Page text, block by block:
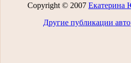
Copyright © 2007 Екатеринa
Другие публикации